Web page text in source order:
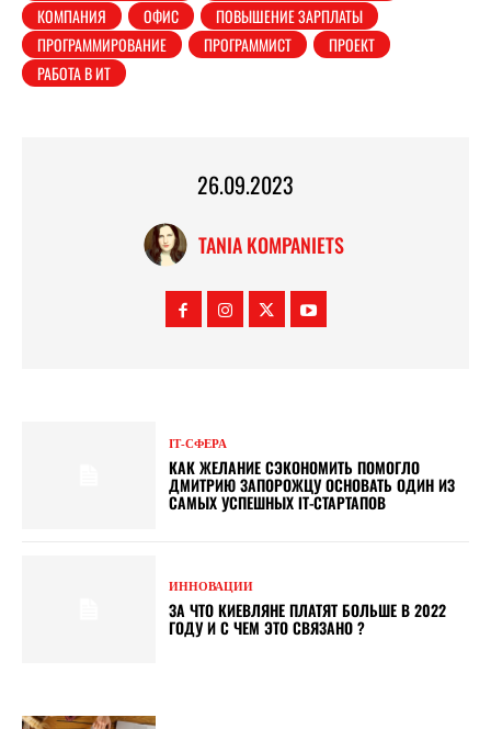
КОМПАНИЯ
ОФИС
ПОВЫШЕНИЕ ЗАРПЛАТЫ
ПРОГРАММИРОВАНИЕ
ПРОГРАММИСТ
ПРОЕКТ
РАБОТА В ИТ
26.09.2023
TANIA KOMPANIETS
ІТ-СФЕРА
КАК ЖЕЛАНИЕ СЭКОНОМИТЬ ПОМОГЛО
ДМИТРИЮ ЗАПОРОЖЦУ ОСНОВАТЬ ОДИН ИЗ
САМЫХ УСПЕШНЫХ ІТ-СТАРТАПОВ
ИННОВАЦИИ
ЗА ЧТО КИЕВЛЯНЕ ПЛАТЯТ БОЛЬШЕ В 2022
ГОДУ И С ЧЕМ ЭТО СВЯЗАНО ?